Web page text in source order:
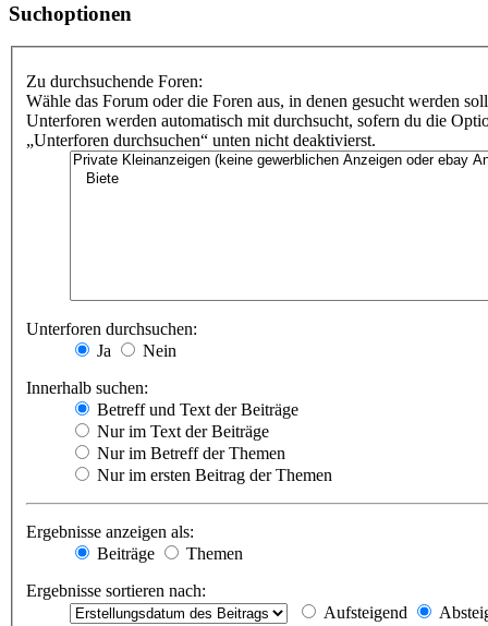
Suchoptionen
Zu durchsuchende Foren:
Wähle das Forum oder die Foren aus, in denen gesucht werden
Unterforen werden automatisch mit durchsucht, sofern du die
„Unterforen durchsuchen“ unten nicht deaktivierst.
Unterforen durchsuchen:
Ja
Nein
Innerhalb suchen:
Betreff und Text der Beiträge
Nur im Text der Beiträge
Nur im Betreff der Themen
Nur im ersten Beitrag der Themen
Ergebnisse anzeigen als:
Beiträge
Themen
Ergebnisse sortieren nach:
Aufsteigend